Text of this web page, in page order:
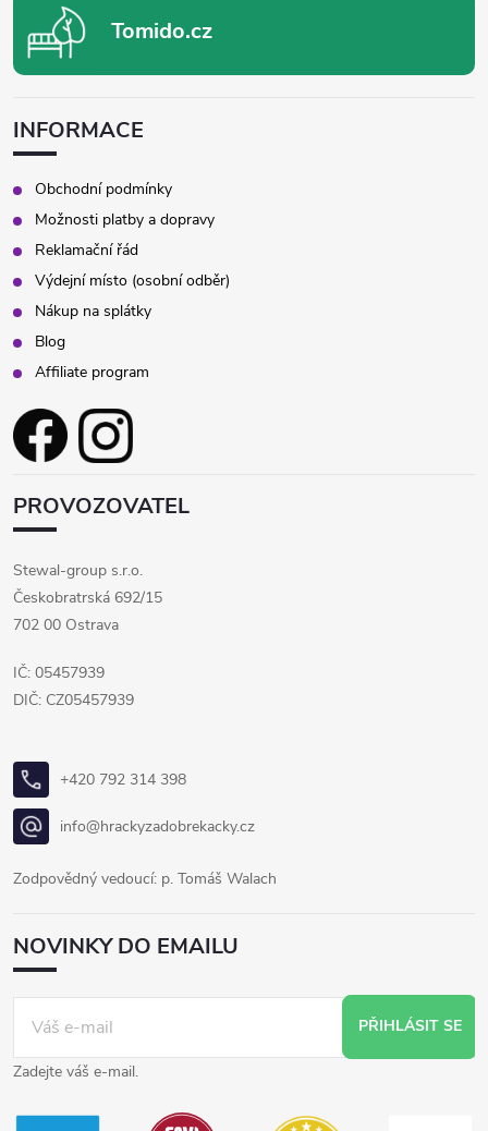
Tomido.cz
INFORMACE
Obchodní podmínky
Možnosti platby a dopravy
Reklamační řád
Výdejní místo (osobní odběr)
Nákup na splátky
Blog
Affiliate program
PROVOZOVATEL
Stewal-group s.r.o.
Českobratrská 692/15
702 00 Ostrava
IČ: 05457939
DIČ: CZ05457939
+420 792 314 398
info@hrackyzadobrekacky.cz
Zodpovědný vedoucí: p. Tomáš Walach
NOVINKY DO EMAILU
PŘIHLÁSIT SE
Zadejte váš e-mail.